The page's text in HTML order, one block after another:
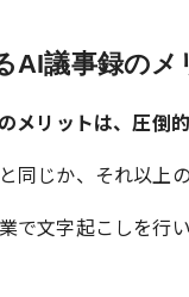
AI議事録のメ
リットは、圧倒的
同じか、それ以上
で文字起こしを行